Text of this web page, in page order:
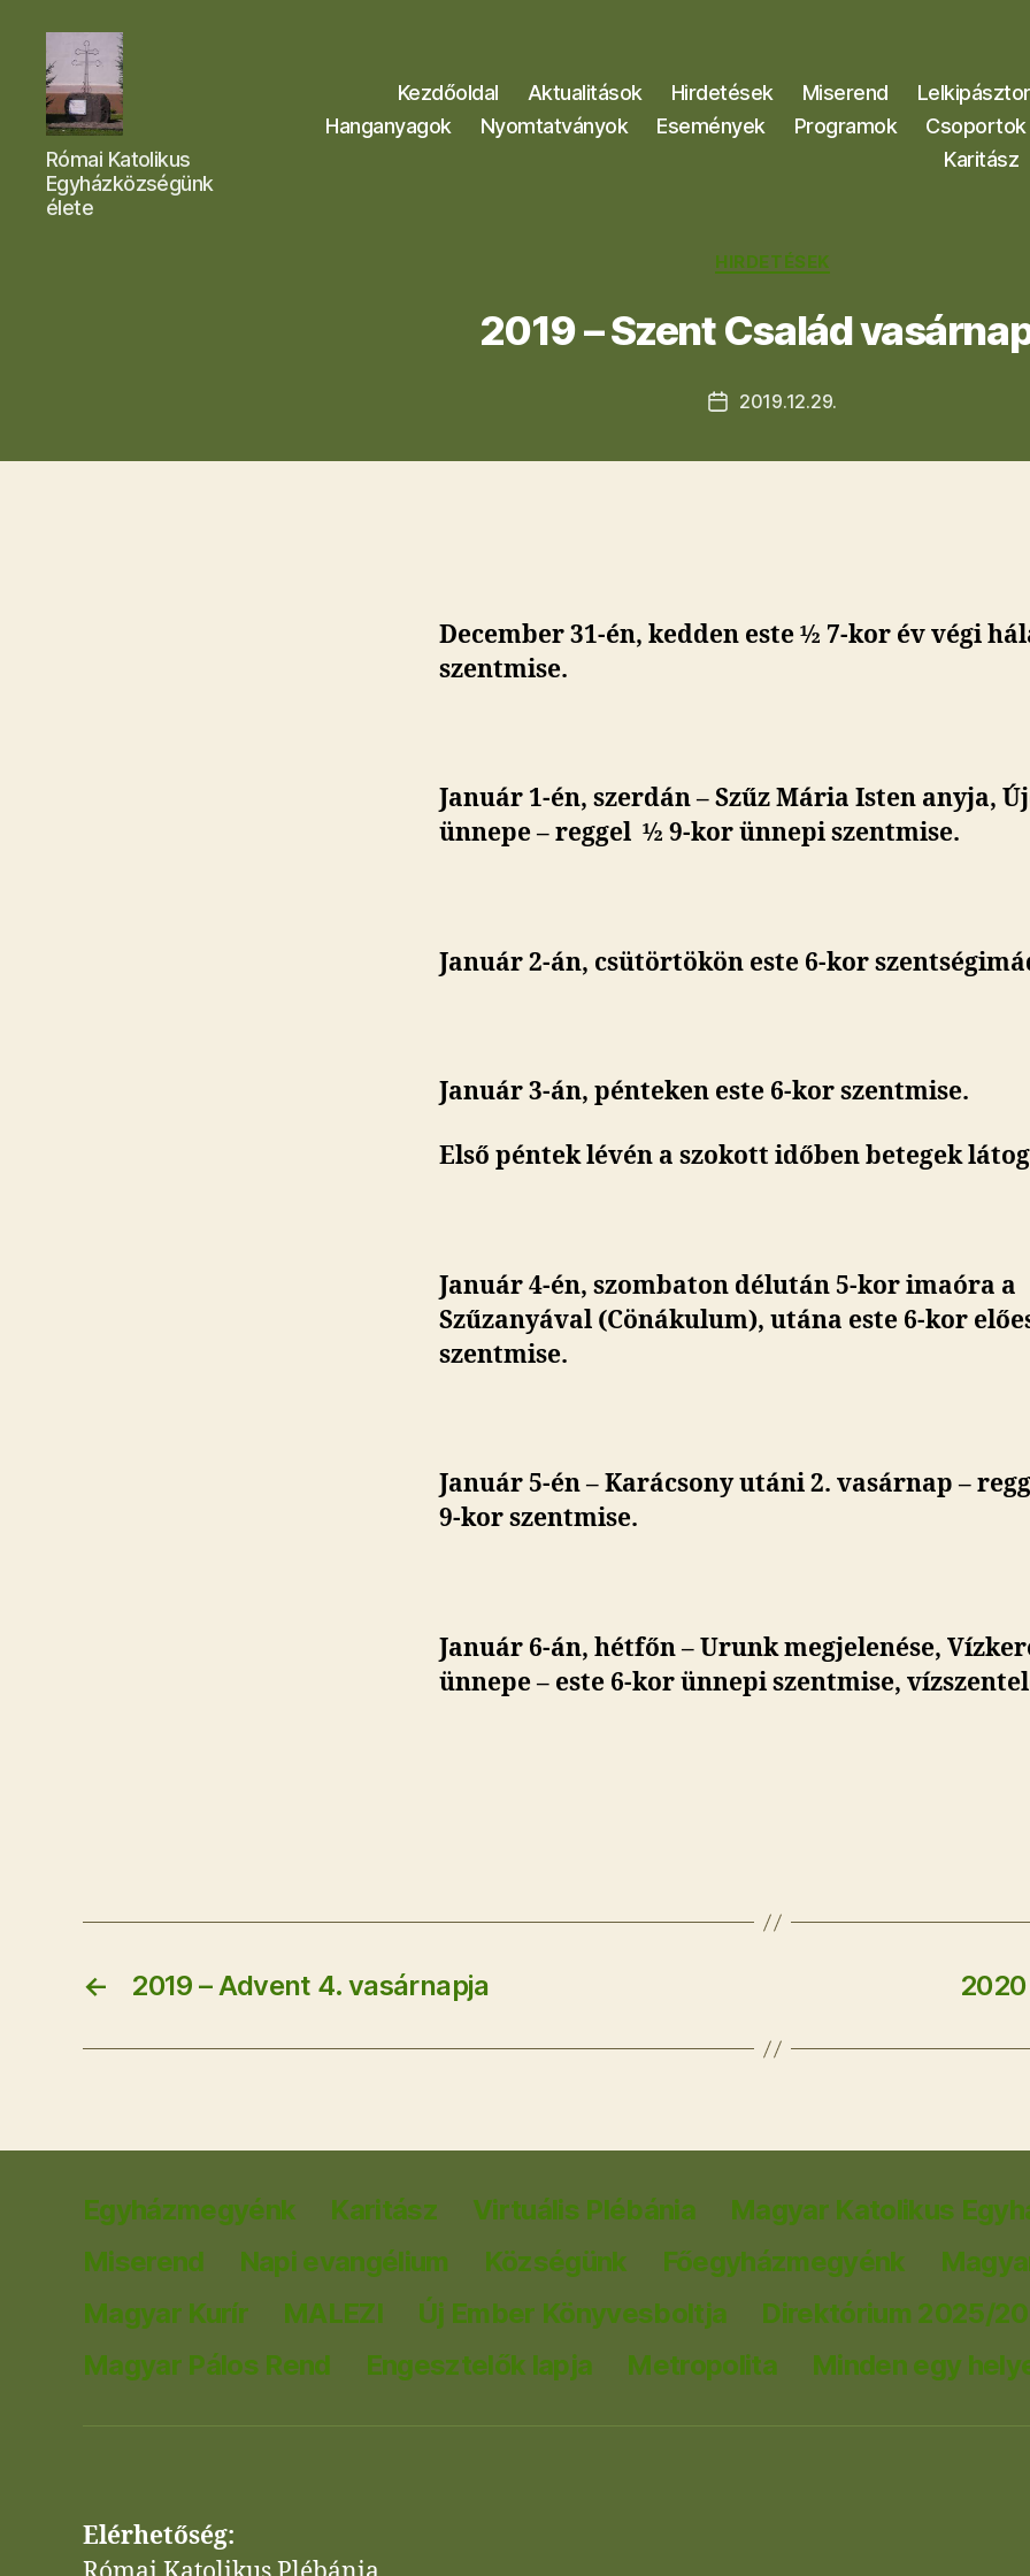
Letkési
Egyházközség
Római Katolikus
Egyházközségünk
élete
Kezdőoldal Aktualitások Hirdetések Miserend
Hanganyagok
Nyomtatványok Események Programok Csoportok
Karitász
Kategóriák
HIRDETÉSEK
2019 – Szent Család
Bejegyzés
2019.12.29.
December 31-én, kedden este ½ 7-kor év végi
szentmise.
Január 1-én, szerdán – Szűz Mária Isten anyja,
ünnepe –reggel ½ 9-kor ünnepi szentmise.
Január 2-án, csütörtökön este 6-kor
Január 3-án, pénteken este 6-kor szentmise.
Első péntek lévén a szokott időben betegek
Január 4-én, szombaton délután 5-kor imaóra a
Szűzanyával (Cönákulum), utána este 6-kor
szentmise.
Január 5-én – Karácsony utáni 2. vasárnap –
9-kor szentmise.
Január 6-án, hétfőn – Urunk megjelenése,
ünnepe – este 6-kor ünnepi szentmise,
← 2019 – Advent 4. vasárnapja
Egyházmegyénk Karitász Virtuális Plébánia Magyar Katolikus
Miserend
Napi evangélium Községünk Főegyházmegyénk
Magyar Kurír
MALEZI Új Ember Könyvesboltja Direktórium 2025/
Magyar Pálos Rend
Engesztelők lapja Metropolita Minden egy
Elérhetőség: